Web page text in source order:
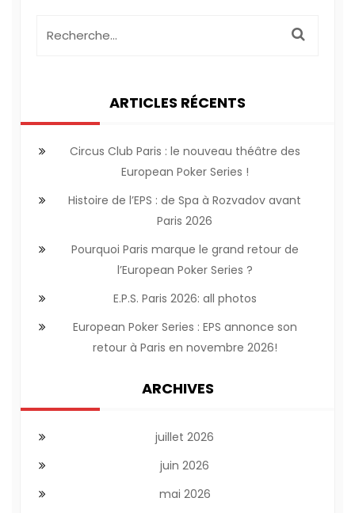
ARTICLES RÉCENTS
Circus Club Paris : le nouveau théâtre des
European Poker Series !
Histoire de l’EPS : de Spa à Rozvadov avant
Paris 2026
Pourquoi Paris marque le grand retour de
l’European Poker Series ?
E.P.S. Paris 2026: all photos
European Poker Series : EPS annonce son
retour à Paris en novembre 2026!
ARCHIVES
juillet 2026
juin 2026
mai 2026